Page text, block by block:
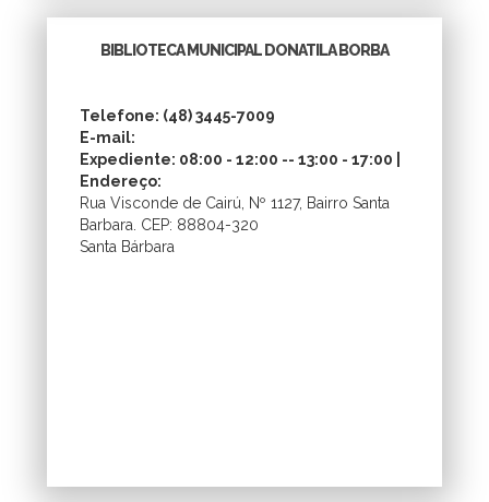
BIBLIOTECA MUNICIPAL DONATILA BORBA
Telefone: (48) 3445-7009
E-mail:
Expediente: 08:00 - 12:00 -- 13:00 - 17:00 |
Endereço:
Rua Visconde de Cairú, Nº 1127, Bairro Santa
Barbara. CEP: 88804-320
Santa Bárbara